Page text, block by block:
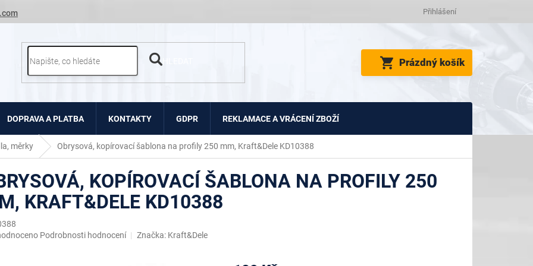
Přihlášení
NÁKUPNÍ
KOŠÍK
Prázdný košík
DOPRAVA A PLATBA KONTAKTY GDPR REKLAMACE A VRÁCENÍ ZBOŽÍ
měrky Obrysová, kopírovací šablona na profily 250 mm, Kraft&Dele KD10388
KOPÍROVACÍ ŠABLONA NA PROFILY 250
KRAFT&DELE KD10388
Podrobnosti hodnocení Značka: Kraft&Dele